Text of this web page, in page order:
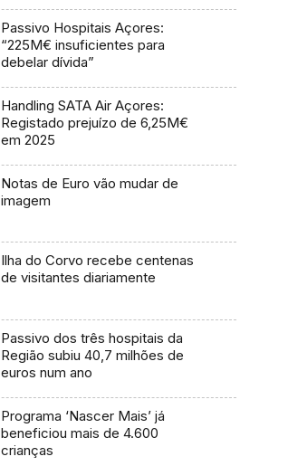
Passivo Hospitais Açores:
“225M€ insuficientes para
debelar dívida”
Handling SATA Air Açores:
Registado prejuízo de 6,25M€
em 2025
Notas de Euro vão mudar de
imagem
Ilha do Corvo recebe centenas
de visitantes diariamente
Passivo dos três hospitais da
Região subiu 40,7 milhões de
euros num ano
Programa ‘Nascer Mais’ já
beneficiou mais de 4.600
crianças